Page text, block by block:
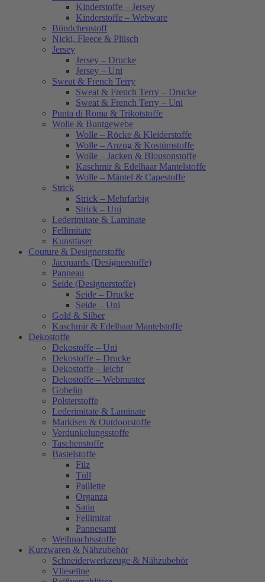
Kinderstoffe – Jersey
Kinderstoffe – Webware
Bündchenstoff
Nicki, Fleece & Plüsch
Jersey
Jersey – Drucke
Jersey – Uni
Sweat & French Terry
Sweat & French Terry – Drucke
Sweat & French Terry – Uni
Punta di Roma & Trikotstoffe
Wolle & Buntgewebe
Wolle – Röcke & Kleiderstoffe
Wolle – Anzug & Kostümstoffe
Wolle – Jacken & Blousonstoffe
Kaschmir & Edelhaar Mantelstoffe
Wolle – Mäntel & Capestoffe
Strick
Strick – Mehrfarbig
Strick – Uni
Lederimitate & Laminate
Fellimitate
Kunstfaser
Couture & Designerstoffe
Jacquards (Designerstoffe)
Panneau
Seide (Designerstoffe)
Seide – Drucke
Seide – Uni
Gold & Silber
Kaschmir & Edelhaar Mantelstoffe
Dekostoffe
Dekostoffe – Uni
Dekostoffe – Drucke
Dekostoffe – leicht
Dekostoffe – Webmuster
Gobelin
Polsterstoffe
Lederimitate & Laminate
Markisen & Outdoorstoffe
Verdunkelungsstoffe
Taschenstoffe
Bastelstoffe
Filz
Tüll
Paillette
Organza
Satin
Fellimitat
Pannesamt
Weihnachtsstoffe
Kurzwaren & Nähzubehör
Schneiderwerkzeuge & Nähzubehör
Vlieseline